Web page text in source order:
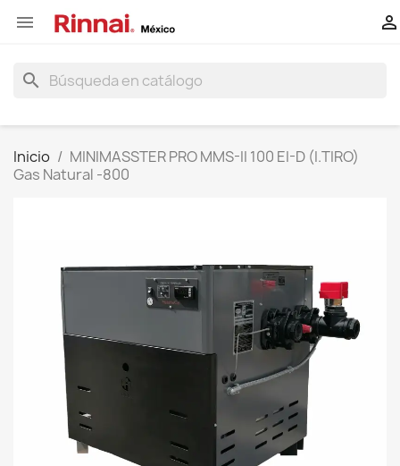
 
search
Inicio
MINIMASSTER PRO MMS-II 100 EI-D (I.TIRO)
Gas Natural -800